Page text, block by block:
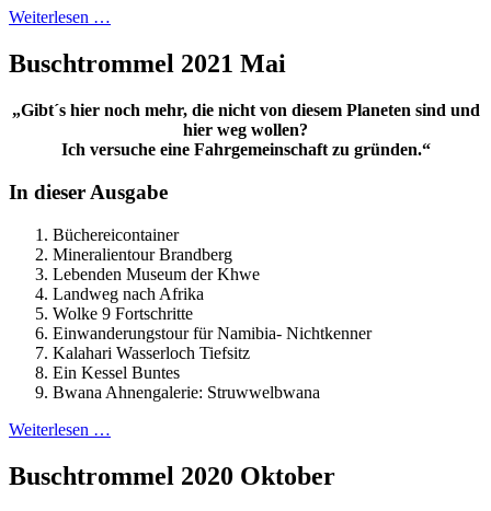
Weiterlesen …
Buschtrommel 2021 Mai
„Gibt´s hier noch mehr, die nicht von diesem Planeten sind und
hier weg wollen?
Ich versuche eine Fahrgemeinschaft zu gründen.“
In dieser Ausgabe
Büchereicontainer
Mineralientour Brandberg
Lebenden Museum der Khwe
Landweg nach Afrika
Wolke 9 Fortschritte
Einwanderungstour für Namibia- Nichtkenner
Kalahari Wasserloch Tiefsitz
Ein Kessel Buntes
Bwana Ahnengalerie: Struwwelbwana
Weiterlesen …
Buschtrommel 2020 Oktober